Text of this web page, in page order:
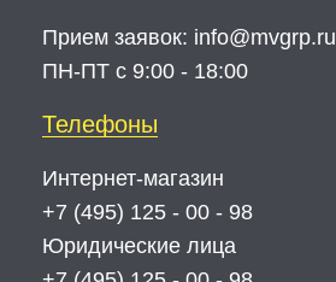
Прием заявок: info@mvgrp.ru
ПН-ПТ с 9:00 - 18:00
Телефоны
Интернет-магазин
+7 (495) 125 - 00 - 98
Юридические лица